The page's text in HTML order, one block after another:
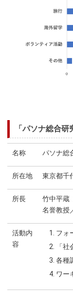
「パソナ総合
名称 パソナ総
所在地 東京都千
所長
竹中平蔵
名誉教授
活動内
容
フォ
「
各種
ワー